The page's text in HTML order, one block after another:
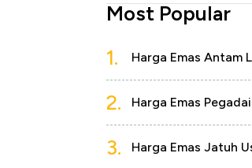
Most Popular
1.
Harga Emas Antam
2. Harga Emas
3. Harga Emas Jatuh